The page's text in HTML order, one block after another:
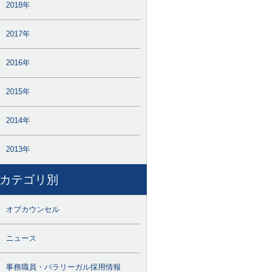
2018年
2017年
2016年
2015年
2014年
2013年
カテゴリ別
オブカウンセル
ニュース
事務職員・パラリーガル採用情報